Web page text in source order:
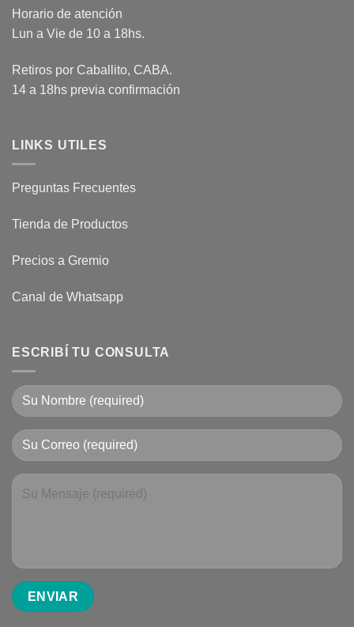
Horario de atención
Lun a Vie de 10 a 18hs.
Retiros por Caballito, CABA.
14 a 18hs previa confirmación
LINKS UTILES
Preguntas Frecuentes
Tienda de Productos
Precios a Gremio
Canal de Whatsapp
ESCRIBÍ TU CONSULTA